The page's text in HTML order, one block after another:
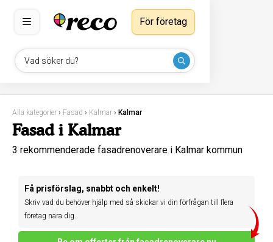
Vad söker du?
För företag
Alla kategorier › Fasad › Kalmar › Kalmar
Fasad i Kalmar
3 rekommenderade fasadrenoverare i Kalmar kommun
Få prisförslag, snabbt och enkelt!
Skriv vad du behöver hjälp med så skickar vi din förfrågan till flera
företag nära dig.